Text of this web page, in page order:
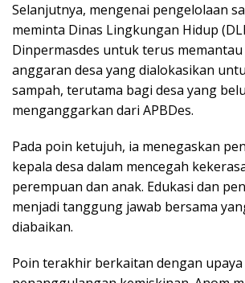
Selanjutnya, mengenai pengelolaan
meminta Dinas Lingkungan Hidup
Dinpermasdes untuk terus memantau
anggaran desa yang dialokasikan
sampah, terutama bagi desa yang
menganggarkan dari APBDes.
Pada poin ketujuh, ia menegaskan
kepala desa dalam mencegah
perempuan dan anak. Edukasi dan
menjadi tanggung jawab bersama
diabaikan.
Poin terakhir berkaitan dengan upaya